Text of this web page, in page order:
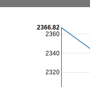
2320
2340
2360
2366.82